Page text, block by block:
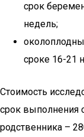
срок
недель;
сроке 16-21
Стоимость
срок выполнения
родственника –